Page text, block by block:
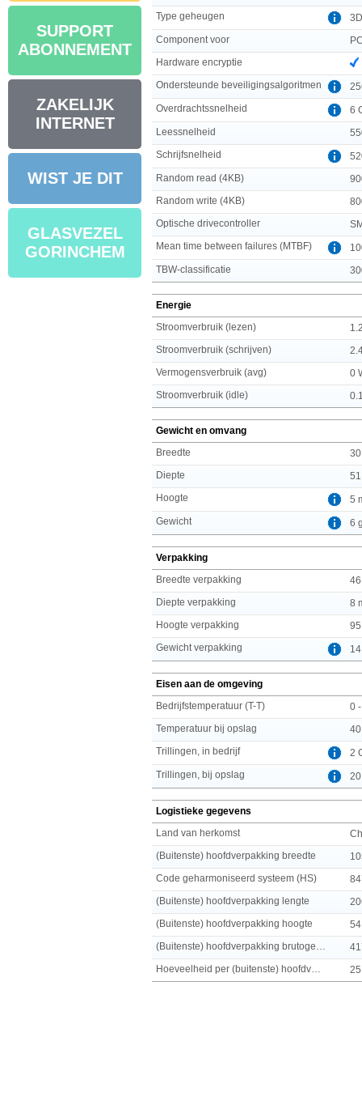
SUPPORT
ABONNEMENT
ZAKELIJK
INTERNET
WIST JE DIT
GLASVEZEL
GORINCHEM
Type geheugen
Component voor
Hardware encryptie
Ondersteunde beveiligingsalgoritmen
Overdrachtssnelheid
6
Leessnelheid
Schrijfsnelheid
Random read (4KB)
Random write (4KB)
Optische drivecontroller
Mean time between failures (MTBF)
TBW-classificatie
Energie
Stroomverbruik (lezen)
Stroomverbruik (schrijven)
Vermogensverbruik (avg)
0
Stroomverbruik (idle)
Gewicht en omvang
Breedte
Diepte
Hoogte
5
Gewicht
6
Verpakking
Breedte verpakking
Diepte verpakking
8
Hoogte verpakking
Gewicht verpakking
Eisen aan de omgeving
Bedrijfstemperatuur (T-T)
0
Temperatuur bij opslag
Trillingen, in bedrijf
2
Trillingen, bij opslag
Logistieke gegevens
Land van herkomst
(Buitenste) hoofdverpakking breedte
Code geharmoniseerd systeem (HS)
(Buitenste) hoofdverpakking lengte
(Buitenste) hoofdverpakking hoogte